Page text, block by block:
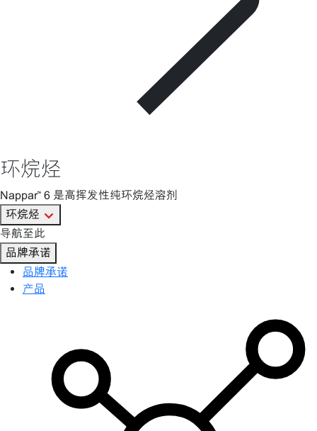
环烷烃
Nappar™ 6 是高挥发性纯环烷烃溶剂
环烷烃
导航至此
品牌承诺
品牌承诺
产品